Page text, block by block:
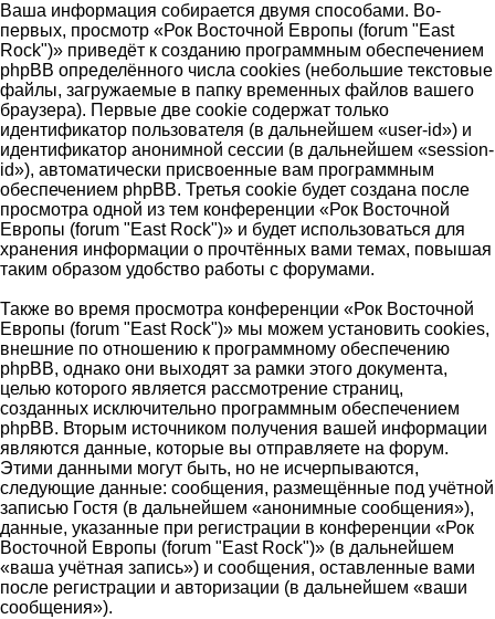
Ваша информация собирается двумя способами. Во-
первых, просмотр «Рок Восточной Европы (forum "East
Rock")» приведёт к созданию программным обеспечением
phpBB определённого числа cookies (небольшие текстовые
файлы, загружаемые в папку временных файлов вашего
браузера). Первые две cookie содержат только
идентификатор пользователя (в дальнейшем «user-id») и
идентификатор анонимной сессии (в дальнейшем «session-
id»), автоматически присвоенные вам программным
обеспечением phpBB. Третья cookie будет создана после
просмотра одной из тем конференции «Рок Восточной
Европы (forum "East Rock")» и будет использоваться для
хранения информации о прочтённых вами темах, повышая
таким образом удобство работы с форумами.
Также во время просмотра конференции «Рок Восточной
Европы (forum "East Rock")» мы можем установить cookies,
внешние по отношению к программному обеспечению
phpBB, однако они выходят за рамки этого документа,
целью которого является рассмотрение страниц,
созданных исключительно программным обеспечением
phpBB. Вторым источником получения вашей информации
являются данные, которые вы отправляете на форум.
Этими данными могут быть, но не исчерпываются,
следующие данные: сообщения, размещённые под учётной
записью Гостя (в дальнейшем «анонимные сообщения»),
данные, указанные при регистрации в конференции «Рок
Восточной Европы (forum "East Rock")» (в дальнейшем
«ваша учётная запись») и сообщения, оставленные вами
после регистрации и авторизации (в дальнейшем «ваши
сообщения»).